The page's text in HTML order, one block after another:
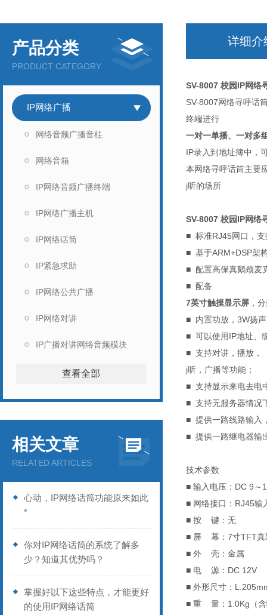
产品分类
PRODUCT CATEGORY
IP网络广播
网络音频广播音柱
网络音箱
IP网络音频广播终端
IP网络广播主机
IP网络话筒
IP紧急求助
IP网络公共广播
IP网络对讲
IP广播对讲网络音频模块
查看全部
相关文章
RELATED ARTICLES
心动，IP网络话筒功能原来如此
*
你对IP网络话筒的系统了解多
少？知道其优势吗？
掌握好以下这些特点，才能更好
的使用IP网络话筒
详细介
SV-8007 校园IP网络
SV-8007网络寻呼话
终端进行
一对一单播、一对多
IP录入到地址簿中，
本网络寻呼话筒主要
j听的场所
SV-8007 校园IP网络
■ 标准RJ45网口，支
■ 基于ARM+DSP架
■ 配置高保真鹅颈麦
■ 配备
7英寸触摸显示屏 ，
■ 内置功放，3W扬
■ 可以使用IP地址、
■ 支持对讲，播放，
j听，广播等功能；
■ 支持显示来电去电
■ 支持无服务器情况
■ 提供一路线路输入
■ 提供一路继电器输
技术参数
■ 输入电压：DC 9～
■ 网络接口：RJ45输
■ 按 键：无
■ 屏 幕：7寸TFT真
■ 外 壳：金属
■ 电 源：DC 12V
■ 外形尺寸：
■ 重 量：1.0Kg（含